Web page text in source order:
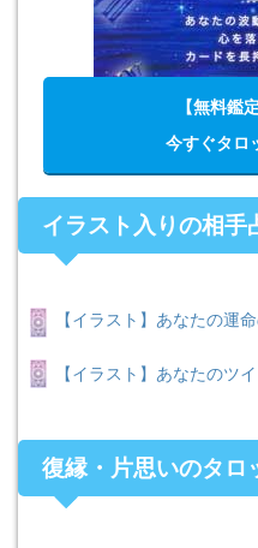
【無料鑑
今すぐタロ
イラスト入りの相手
【イラスト】あなたの運
【イラスト】あなたのツ
復縁・片思いのタロ